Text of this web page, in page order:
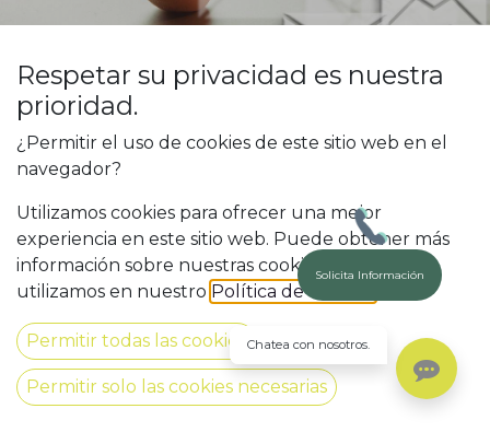
¡Ponte en contacto con
nosotros!
Respetar su privacidad es nuestra
prioridad.
¿Permitir el uso de cookies de este sitio web en el
navegador?
Utilizamos cookies para ofrecer una mejor
experiencia en este sitio web. Puede obtener más
información sobre nuestras cookies y cómo las
utilizamos en nuestro Política de Cookies
Permitir todas las cookies
Permitir solo las cookies necesarias
Solicita Información
Chatea con nosotros.